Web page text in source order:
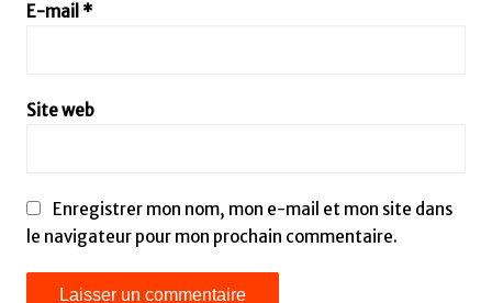
E-mail *
Site web
Enregistrer mon nom, mon e-mail et mon site dans
le navigateur pour mon prochain commentaire.